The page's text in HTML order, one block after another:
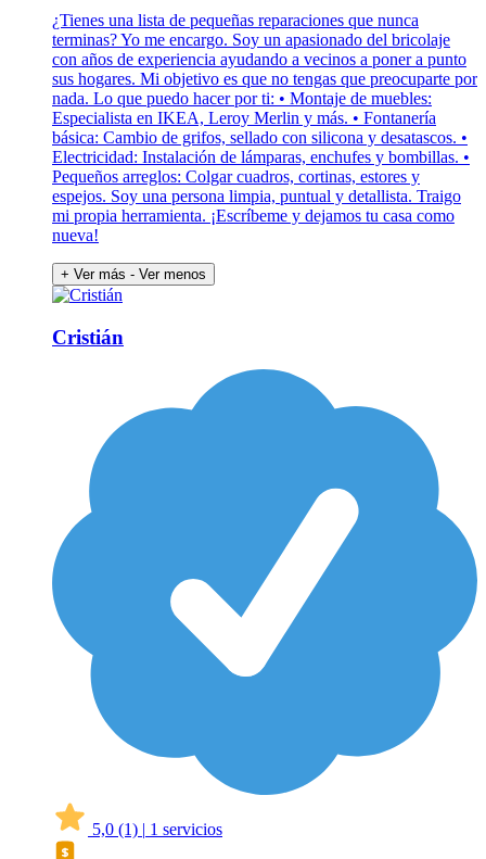
¿Tienes una lista de pequeñas reparaciones que nunca
terminas? Yo me encargo. Soy un apasionado del bricolaje
con años de experiencia ayudando a vecinos a poner a punto
sus hogares. Mi objetivo es que no tengas que preocuparte por
nada. Lo que puedo hacer por ti: • Montaje de muebles:
Especialista en IKEA, Leroy Merlin y más. • Fontanería
básica: Cambio de grifos, sellado con silicona y desatascos. •
Electricidad: Instalación de lámparas, enchufes y bombillas. •
Pequeños arreglos: Colgar cuadros, cortinas, estores y
espejos. Soy una persona limpia, puntual y detallista. Traigo
mi propia herramienta. ¡Escríbeme y dejamos tu casa como
nueva!
+ Ver más - Ver menos
Cristián
5,0 (1) | 1 servicios